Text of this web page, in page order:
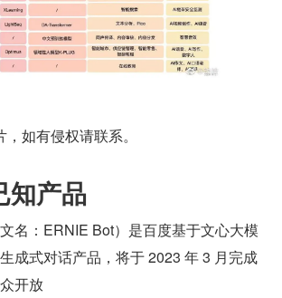
如有侵权请联系。
知产品
名：ERNIE Bot）是百度基于文心大模
成式对话产品，将于 2023 年 3 月完成
开放